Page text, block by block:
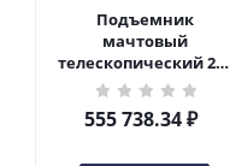
Подъемник
мачтовый
телескопический 200
кг 6 м TOR GTWY6-200S
DC 2-мачтовый
(автономный) (G) в
555 738.34₽